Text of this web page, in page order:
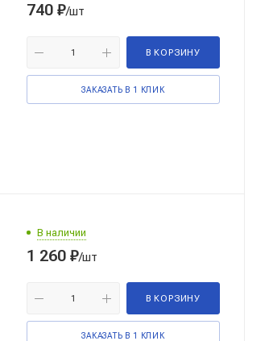
740 ₽/шт
В КОРЗИНУ
ЗАКАЗАТЬ В 1 КЛИК
В наличии
1 260 ₽/шт
В КОРЗИНУ
ЗАКАЗАТЬ В 1 КЛИК